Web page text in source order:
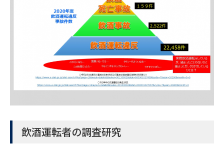
飲酒運転者の調査研究